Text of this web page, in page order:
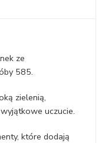
ze
585.
zielenią,
uczucie.
które dodają